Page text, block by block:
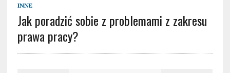
INNE
Jak poradzić sobie z problemami z zakresu
prawa pracy?